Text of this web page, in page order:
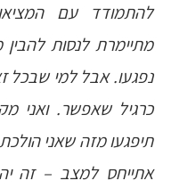
להתמודד עם
מתיימרת לנסות
נפגעו. אבל למי שבכל
כרגיל שאפשר. ואני
תיפגעו מזה שאני
אתייחס למצב – זה